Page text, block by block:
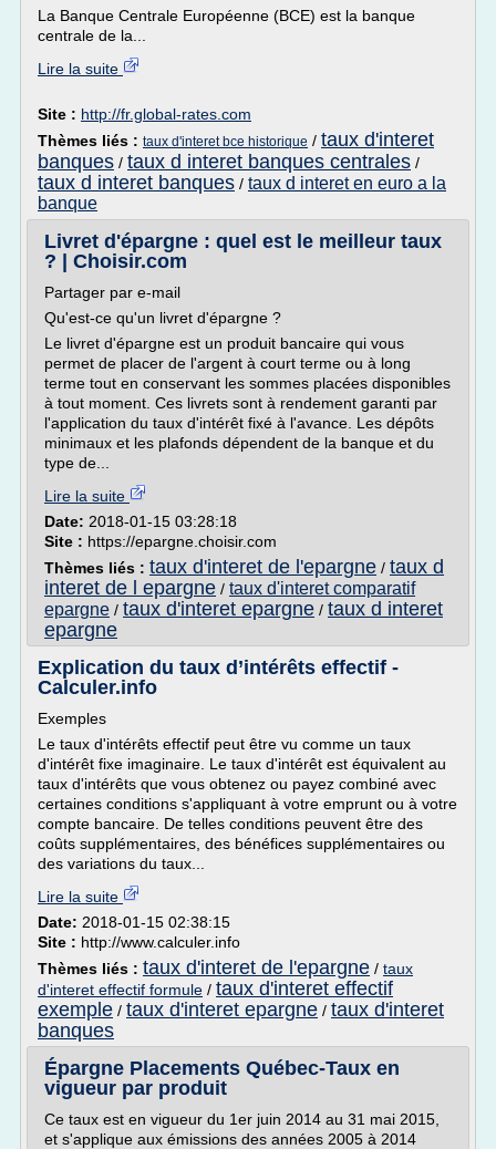
La Banque Centrale Européenne (BCE) est la banque
centrale de la...
Lire la suite
Site : http://fr.global-rates.com
Thèmes liés : taux d'interet bce historique / taux d'interet
banques / taux d interet banques centrales /
taux d interet banques / taux d interet en euro a la
banque
Livret d'épargne : quel est le meilleur taux
? | Choisir.com
Partager par e-mail
Qu'est-ce qu'un livret d'épargne ?
Le livret d'épargne est un produit bancaire qui vous
permet de placer de l'argent à court terme ou à long
terme tout en conservant les sommes placées disponibles
à tout moment. Ces livrets sont à rendement garanti par
l'application du taux d'intérêt fixé à l'avance. Les dépôts
minimaux et les plafonds dépendent de la banque et du
type de...
Lire la suite
Date: 2018-01-15 03:28:18
Site : https://epargne.choisir.com
Thèmes liés : taux d'interet de l'epargne / taux d
interet de l epargne / taux d'interet comparatif
epargne / taux d'interet epargne / taux d interet
epargne
Explication du taux d’intérêts effectif -
Calculer.info
Exemples
Le taux d'intérêts effectif peut être vu comme un taux
d'intérêt fixe imaginaire. Le taux d'intérêt est équivalent au
taux d'intérêts que vous obtenez ou payez combiné avec
certaines conditions s'appliquant à votre emprunt ou à votre
compte bancaire. De telles conditions peuvent être des
coûts supplémentaires, des bénéfices supplémentaires ou
des variations du taux...
Lire la suite
Date: 2018-01-15 02:38:15
Site : http://www.calculer.info
Thèmes liés : taux d'interet de l'epargne / taux
d'interet effectif formule / taux d'interet effectif
exemple / taux d'interet epargne / taux d'interet
banques
Épargne Placements Québec-Taux en
vigueur par produit
Ce taux est en vigueur du 1er juin 2014 au 31 mai 2015,
et s'applique aux émissions des années 2005 à 2014